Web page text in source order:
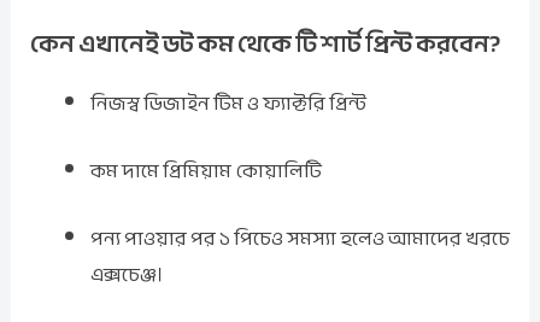
কেনএখানেই ডট কমথেকে টি শার্ট প্রিন্ট করবেন?
নিজস্ব ডিজাইন টিম ও ফ্যাক্টরি প্রিন্ট
কম দামে প্রিমিয়াম কোয়ালিটি
পন্য পাওয়ার পর ১ পিচেও সমস্যা হলেও আমাদের খরচে
এক্সচেঞ্জ।